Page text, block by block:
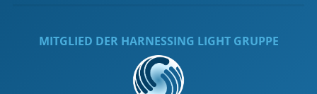
MITGLIED DER HARNESSING LIGHT GRUPPE